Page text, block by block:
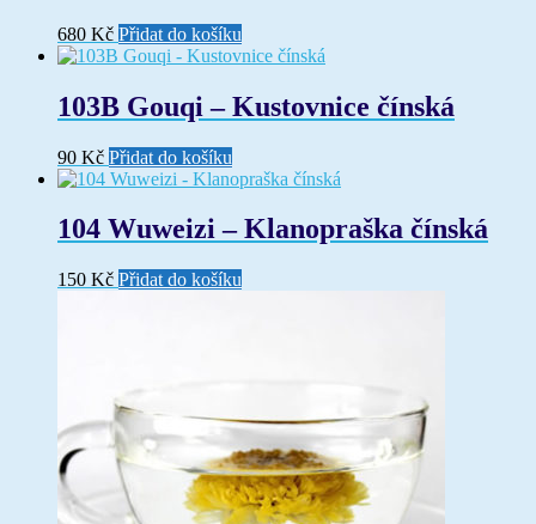
680 Kč Přidat do košíku
103B Gouqi – Kustovnice čínská
90 Kč Přidat do košíku
104 Wuweizi – Klanopraška čínská
150 Kč Přidat do košíku